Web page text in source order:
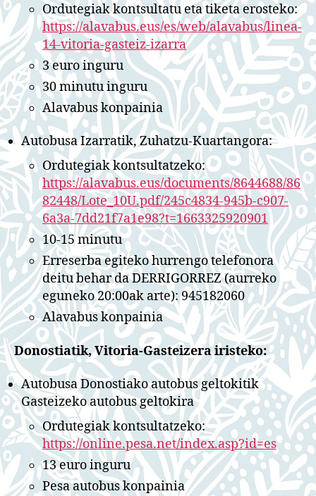
Ordutegiak kontsultatu eta tiketa erosteko:
https://alavabus.eus/es/web/alavabus/linea-
14-vitoria-gasteiz-izarra
3 euro inguru
30 minutu inguru
Alavabus konpainia
Autobusa Izarratik, Zuhatzu-Kuartangora:
Ordutegiak kontsultatzeko:
https://alavabus.eus/documents/8644688/86
82448/Lote_10U.pdf/245c4834-945b-c907-
6a3a-7dd21f7a1e98?t=1663325920901
10-15 minutu
Erreserba egiteko hurrengo telefonora
deitu behar da DERRIGORREZ (aurreko
eguneko 20:00ak arte): 945182060
Alavabus konpainia
Donostiatik, Vitoria-Gasteizera iristeko:
Autobusa Donostiako autobus geltokitik
Gasteizeko autobus geltokira
Ordutegiak kontsultatzeko:
https://online.pesa.net/index.asp?id=es
13 euro inguru
Pesa autobus konpainia